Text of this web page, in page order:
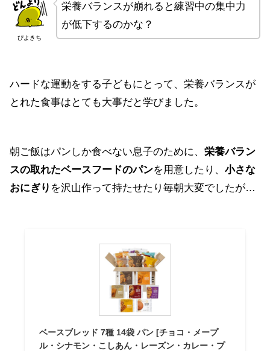
ぴよきち
栄養バランスが崩れると練習中の集中力
が低下するのかな？
ハードな運動をする子どもにとって、栄養バランスが
とれた食事はとても大事だと学びました。
朝ご飯はパンしか食べない息子のために、 栄養バラン
スの取れたベースフードのパンを用意したり、 小さな
おにぎり を沢山作って持たせたり毎朝大変でしたが…
ベースブレッド 7種 14袋 パン [チョコ・メープ
ル・シナモン・こしあん・レーズン・カレー・プ